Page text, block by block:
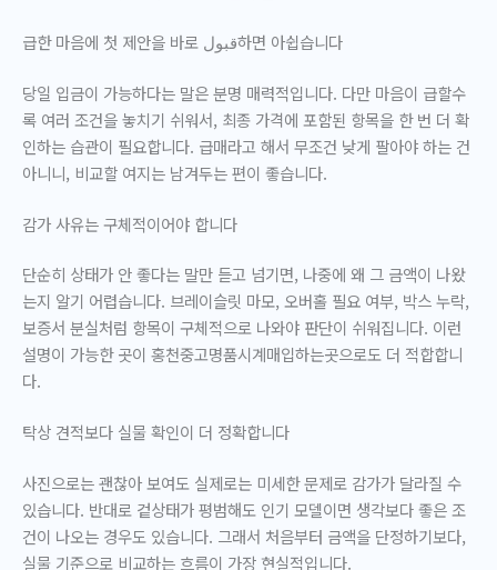
급한 마음에 첫 제안을 바로 قبول하면 아쉽습니다
당일 입금이 가능하다는 말은 분명 매력적입니다. 다만 마음이 급할수
록 여러 조건을 놓치기 쉬워서, 최종 가격에 포함된 항목을 한 번 더 확
인하는 습관이 필요합니다. 급매라고 해서 무조건 낮게 팔아야 하는 건
아니니, 비교할 여지는 남겨두는 편이 좋습니다.
감가 사유는 구체적이어야 합니다
단순히 상태가 안 좋다는 말만 듣고 넘기면, 나중에 왜 그 금액이 나왔
는지 알기 어렵습니다. 브레이슬릿 마모, 오버홀 필요 여부, 박스 누락,
보증서 분실처럼 항목이 구체적으로 나와야 판단이 쉬워집니다. 이런
설명이 가능한 곳이 홍천중고명품시계매입하는곳으로도 더 적합합니
다.
탁상 견적보다 실물 확인이 더 정확합니다
사진으로는 괜찮아 보여도 실제로는 미세한 문제로 감가가 달라질 수
있습니다. 반대로 겉상태가 평범해도 인기 모델이면 생각보다 좋은 조
건이 나오는 경우도 있습니다. 그래서 처음부터 금액을 단정하기보다,
실물 기준으로 비교하는 흐름이 가장 현실적입니다.